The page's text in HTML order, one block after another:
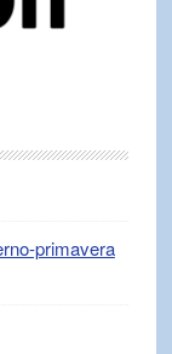
primavera